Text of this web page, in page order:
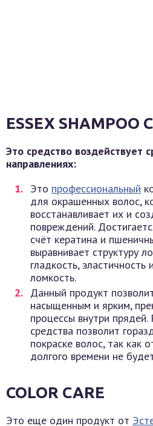
ESSEX SHAMPOO
Это средство воздействует
направлениях:
Это профессиональный
для окрашенных волос,
восстанавливает их и
повреждений.
счёт кератина и
выравнивает структуру
гладкость,
ломкость.
Данный продукт
насыщенным и ярким,
процессы внутри
средства позволит
покраске волос, так как
долгого времени не
COLOR CARE
Это еще один продукт от